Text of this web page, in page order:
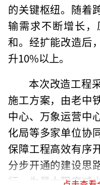
的关键枢纽。随着
输需求不断增长
和。经扩能改造后
升10%以上。
本次改造工程
施工方案，由老中
中心、万象运营中
化局等多家单位协
保障工程高效有序
分步开通的建设思
行。为最大限度减